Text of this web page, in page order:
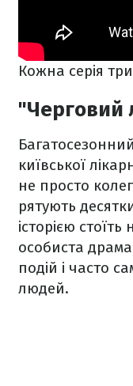
Кожна серія
"Черговий
київської
не просто
рятують
історією
особиста
подій і часто
людей.